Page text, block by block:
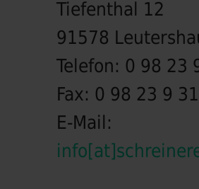
Tiefenthal 12
91578
Telefon: 0 98 23
Fax: 0 98 23 9
E-Mail: